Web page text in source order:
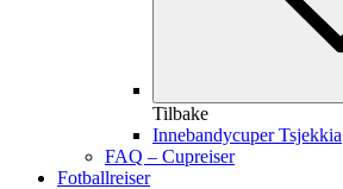
Tilbake
Innebandycuper Tsjekkia
FAQ – Cupreiser
Fotballreiser